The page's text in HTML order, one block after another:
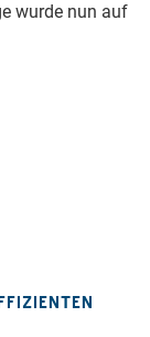
wurde nun auf